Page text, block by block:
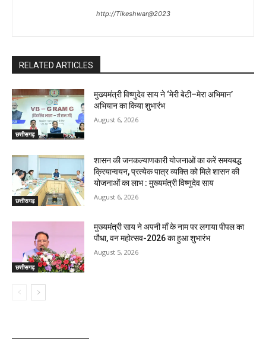
http://Tikeshwar@2023
RELATED ARTICLES
छत्तीसगढ़
मुख्यमंत्री विष्णुदेव साय ने ‘मेरी बेटी–मेरा अभिमान’
अभियान का किया शुभारंभ
August 6, 2026
छत्तीसगढ़
शासन की जनकल्याणकारी योजनाओं का करें समयबद्ध
क्रियान्वयन, प्रत्येक पात्र व्यक्ति को मिले शासन की
योजनाओं का लाभ : मुख्यमंत्री विष्णुदेव साय
August 6, 2026
छत्तीसगढ़
मुख्यमंत्री साय ने अपनी माँ के नाम पर लगाया पीपल का
पौधा, वन महोत्सव-2026 का हुआ शुभारंभ
August 5, 2026